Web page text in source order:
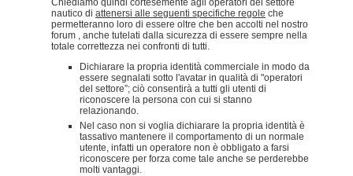
nautico di attenersi alle seguenti specifiche regole che
permetteranno loro di essere oltre che ben accolti nel nostro
forum , anche tutelati dalla sicurezza di essere sempre nella
totale correttezza nei confronti di tutti.
Dichiarare la propria identità commerciale in modo da
essere segnalati sotto l'avatar in qualità di "operatori
del settore”; ciò consentirà a tutti gli utenti di
riconoscere la persona con cui si stanno
relazionando.
Nel caso non si voglia dichiarare la propria identità è
tassativo mantenere il comportamento di un normale
utente, infatti un operatore non è obbligato a farsi
riconoscere per forza come tale anche se perderebbe
molti vantaggi.